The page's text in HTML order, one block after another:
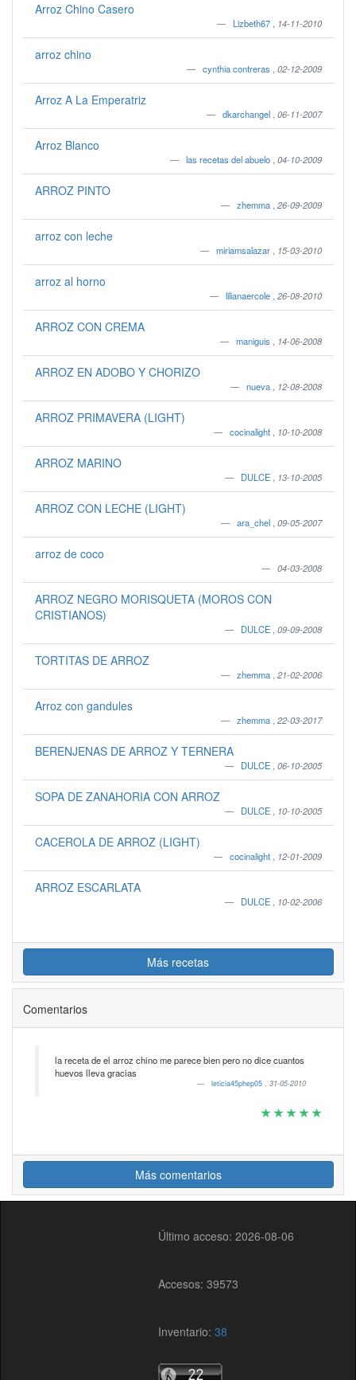
Arroz Chino Casero
Lizbeth67 14-11-2010
arroz chino
cynthia contreras 02-12-2009
Arroz A La Emperatriz
dkarchangel 06-11-2007
Arroz Blanco
las recetas del abuelo 04-10-2009
ARROZ PINTO
zhemma 26-09-2009
arroz con leche
miriamsalazar 15-03-2010
arroz al horno
lilianaercole 26-08-2010
ARROZ CON CREMA
maniguis 14-06-2008
ARROZ EN ADOBO Y CHORIZO
nueva 12-08-2008
ARROZ PRIMAVERA (LIGHT)
cocinalight 10-10-2008
ARROZ MARINO
DULCE 13-10-2005
ARROZ CON LECHE (LIGHT)
ara_chel 09-05-2007
arroz de coco
04-03-2008
ARROZ NEGRO MORISQUETA (MOROS CON
CRISTIANOS)
DULCE 09-09-2008
TORTITAS DE ARROZ
zhemma 21-02-2006
Arroz con gandules
zhemma 22-03-2017
BERENJENAS DE ARROZ Y TERNERA
DULCE 06-10-2005
SOPA DE ZANAHORIA CON ARROZ
DULCE 10-10-2005
CACEROLA DE ARROZ (LIGHT)
cocinalight 12-01-2009
ARROZ ESCARLATA
DULCE 10-02-2006
Más recetas
Comentarios
la receta de el arroz chino me parece bien pero no dice cuantos
huevos lleva gracias
leticia45phep05 , 31-05-2010
Más comentarios
Último acceso: 2026-08-06
Accesos: 39573
Inventario:38